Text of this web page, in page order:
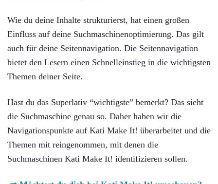
Wie du deine Inhalte strukturierst, hat einen großen
Einfluss auf deine Suchmaschinenoptimierung. Das gilt
auch für deine Seitennavigation. Die Seitennavigation
bietet den Lesern einen Schnelleinstieg in die wichtigsten
Themen deiner Seite.
Hast du das Superlativ “wichtigste” bemerkt? Das sieht
die Suchmaschine genau so. Daher haben wir die
Navigationspunkte auf Kati Make It! überarbeitet und die
Themen mit reingenommen, mit denen die
Suchmaschinen Kati Make It! identifizieren sollen.